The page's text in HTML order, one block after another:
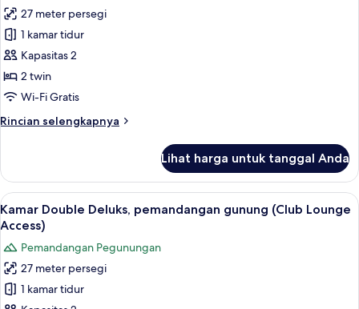
untuk
Kamar
Twin
Deluks,
pemandangan
27 meter persegi
1 kamar tidur
Kapasitas 2
2 twin
Wi-Fi Gratis
Rincian selengkapnya
Rincian
Kamar
Twin
Deluks,
pemandangan
Lihat harga untuk tanggal Anda
Lihat
semua
untuk
Kamar
Double
Seprai premium, minibar, brankas,
5
Kamar Double Deluks, pemandangan gunung (Club Lounge
Access)
Pemandangan Pegunungan
27 meter persegi
1 kamar tidur